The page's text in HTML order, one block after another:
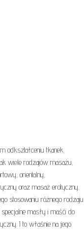
odkształceniu tkanek.
wiele rodzajów masażu,
orientalny,
oraz masaż erotyczny.
stosowaniu różnego rodzaju
masły i maśći do
I to właśnie na jego